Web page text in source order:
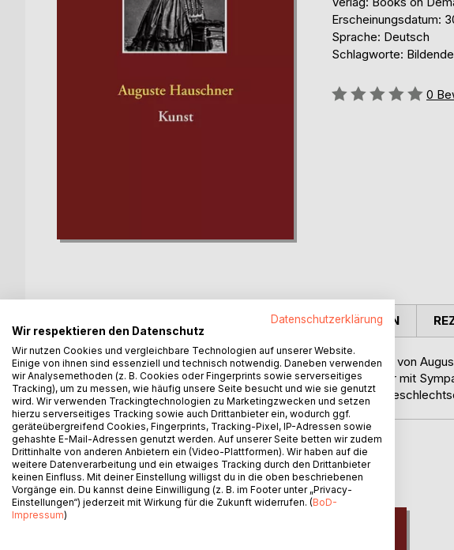
Erscheinungsdatum:
Sprache: Deutsch
Schlagworte:
Bewertung::
0
Eine Dreiecksbeziehung zu Beginn des 20. Jahrhunderts - von
aus einer emanzipatorischen weiblichen Perspektive, aber mit
geschichtlichen und milieubedingten Ausprägungen der
PRESSESTIMMEN
WEITERE TITEL BEIBoD
Datenschutzerklärung
Wir respektieren den Datenschutz
Wir nutzen Cookies und vergleichbare Technologien auf unserer Website.
Einige von ihnen sind essenziell und technisch notwendig. Daneben verwenden
wir Analysemethoden (z. B. Cookies oder Fingerprints sowie serverseitiges
Tracking), um zu messen, wie häufig unsere Seite besucht und wie sie genutzt
wird. Wir verwenden Trackingtechnologien zu Marketingzwecken und setzen
hierzu serverseitiges Tracking sowie auch Drittanbieter ein, wodurch ggf.
geräteübergreifend Cookies, Fingerprints, Tracking-Pixel, IP-Adressen sowie
gehashte E-Mail-Adressen genutzt werden. Auf unserer Seite betten wir zudem
Drittinhalte von anderen Anbietern ein (Video-Plattformen). Wir haben auf die
weitere Datenverarbeitung und ein etwaiges Tracking durch den Drittanbieter
keinen Einfluss. Mit deiner Einstellung willigst du in die oben beschriebenen
Vorgänge ein. Du kannst deine Einwilligung (z. B. im Footer unter „Privacy-
Einstellungen“) jederzeit mit Wirkung für die Zukunft widerrufen. (BoD-
Impressum)